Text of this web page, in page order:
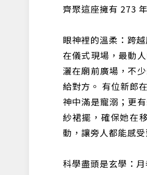
齊聚這座擁有 273
眼神裡的溫柔：跨
在儀式現場，最動
灑在廟前廣場，不
給對方。 有位新郎
神中滿是寵溺；更
紗裙擺，確保她在
動，讓旁人都能感
科學盡頭是玄學：